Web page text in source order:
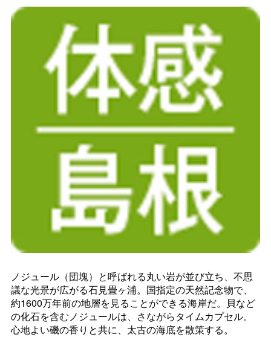
ノジュール（団塊）と呼ばれる丸い岩が並び立ち、不思
議な光景が広がる石見畳ヶ浦。国指定の天然記念物で、
約1600万年前の地層を見ることができる海岸だ。貝など
の化石を含むノジュールは、さながらタイムカプセル。
心地よい磯の香りと共に、太古の海底を散策する。